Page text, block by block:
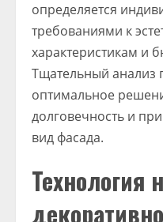
определяется
требованиями к
характеристикам и
Тщательный анализ
оптимальное
долговечность и
вид фасада.
Технология